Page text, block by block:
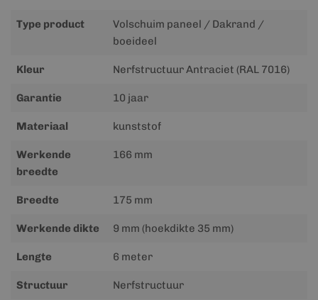
Type product
Volschuim paneel / Dakrand /
boeideel
Kleur Nerfstructuur Antraciet (RAL 7016)
Garantie 10 jaar
Materiaal kunststof
Werkende
breedte
166 mm
Breedte 175 mm
Werkende dikte 9 mm (hoekdikte 35 mm)
Lengte 6 meter
Structuur Nerfstructuur